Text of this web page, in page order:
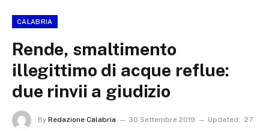
CALABRIA
Rende, smaltimento
illegittimo di acque reflue:
due rinvii a giudizio
By Redazione Calabria 30 Settembre 2019 Updated: 27